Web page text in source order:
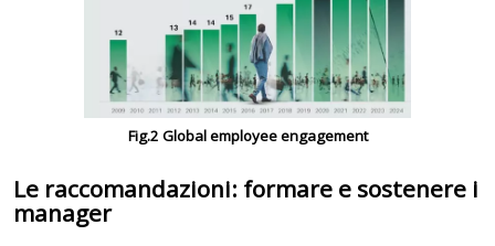
Fig.2 Global employee engagement
Le raccomandazioni: formare e sostenere i
manager